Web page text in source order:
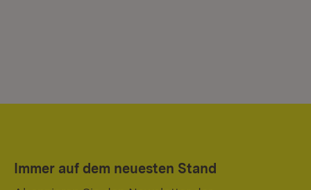
Immer auf dem neuesten Stand